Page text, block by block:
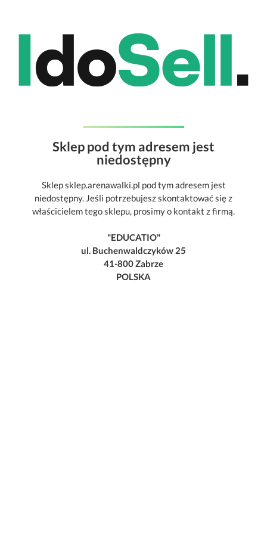
Sklep pod tym adresem jest
niedostępny
Sklep sklep.arenawalki.pl pod tym adresem jest
niedostępny. Jeśli potrzebujesz skontaktować się z
właścicielem tego sklepu, prosimy o kontakt z firmą.
"EDUCATIO"
ul. Buchenwaldczyków 25
41-800 Zabrze
POLSKA